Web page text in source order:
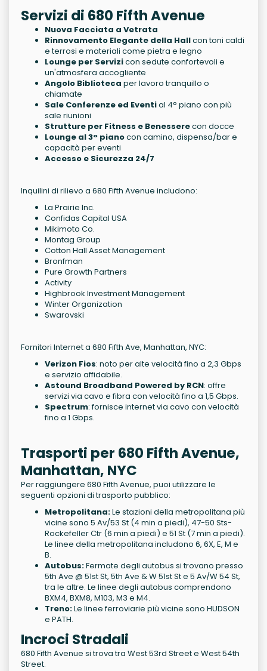
Servizi di 680 Fifth Avenue
Nuova Facciata a Vetrata
Rinnovamento Elegante della Hallcon toni caldi
e terrosi e materiali come pietra e legno
Lounge per Servizicon sedute confortevoli e
un'atmosfera accogliente
Angolo Biblioteca per lavoro tranquillo o
chiamate
Sale Conferenze ed Evential 4° piano con più
sale riunioni
Strutture per Fitness e Benesserecon docce
Lounge al 3° pianocon camino, dispensa/bar e
capacità per eventi
Accesso e Sicurezza 24/7
Inquilini di rilievo a 680 Fifth Avenue includono:
La Prairie Inc.
Confidas Capital USA
Mikimoto Co.
Montag Group
Cotton Hall Asset Management
Bronfman
Pure Growth Partners
Activity
Highbrook Investment Management
Winter Organization
Swarovski
Fornitori Internet a 680 Fifth Ave, Manhattan, NYC:
Verizon Fios: noto per alte velocità fino a 2,3 Gbps
e servizio affidabile.
Astound Broadband Powered by RCN: offre
servizi via cavo e fibra con velocità fino a 1,5 Gbps.
Spectrum: fornisce internet via cavo con velocità
fino a 1 Gbps.
Trasporti per 680 Fifth Avenue,
Manhattan, NYC
Per raggiungere 680 Fifth Avenue, puoi utilizzare le
seguenti opzioni di trasporto pubblico:
Metropolitana:Le stazioni della metropolitana più
vicine sono 5 Av/53 St (4 min a piedi), 47-50 Sts-
Rockefeller Ctr (6 min a piedi) e 51 St (7 min a piedi).
Le linee della metropolitana includono 6, 6X, E, M e
B.
Autobus:Fermate degli autobus si trovano presso
5th Ave @ 51st St, 5th Ave & W 51st St e 5 Av/W 54 St,
tra le altre. Le linee degli autobus comprendono
BXM4, BXM8, M103, M3 e M4.
Treno:Le linee ferroviarie più vicine sono HUDSON
e PATH.
Incroci Stradali
680 Fifth Avenue si trova tra West 53rd Street e West 54th
Street.